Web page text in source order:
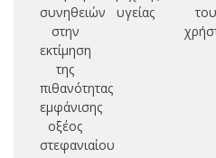
συνηθειών
στην
εκτίμηση
της
πιθανότητας
εμφάνισης
οξέος
στεφανιαίου
υγείας
του